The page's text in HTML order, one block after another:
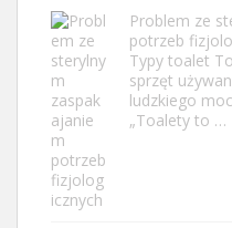
Problem ze
potrzeb
Typy toalet
sprzęt
ludzkiego
„Toalety to …